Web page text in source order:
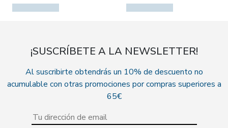
¡SUSCRÍBETE A LA NEWSLETTER!
Al suscribirte obtendrás un 10% de descuento no
acumulable con otras promociones por compras superiores a
65€